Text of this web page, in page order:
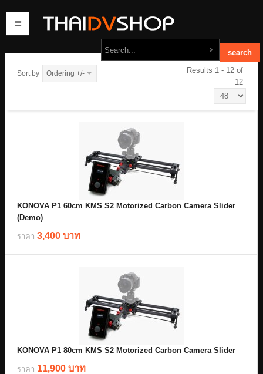
contact us
Sort by Ordering +/-
Results 1 - 12 of
12
KONOVA P1 60cm KMS S2 Motorized Carbon Camera Slider
(Demo)
ราคา 3,400 บาท
KONOVA P1 80cm KMS S2 Motorized Carbon Camera Slider
ราคา 11,900 บาท